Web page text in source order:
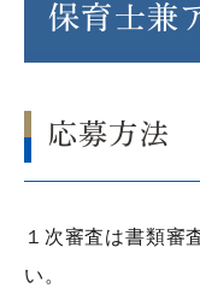
保育士兼
応募方法
１次審査は書類審
い。